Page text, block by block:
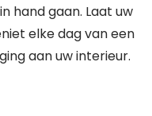
hand gaan. Laat uw
elke dag van een
aan uw interieur.